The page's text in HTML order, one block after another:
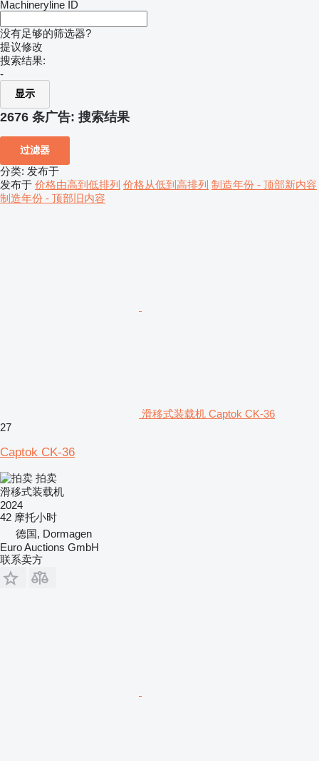
Machineryline ID
没有足够的筛选器?
提议修改
搜索结果:
-
显示
2676 条广告: 搜索结果
过滤器
分类: 发布于
发布于 价格由高到低排列 价格从低到高排列 制造年份 - 顶部新内容
制造年份 - 顶部旧内容
滑移式装载机 Captok CK-36
27
Captok CK-36
拍卖
滑移式装载机
2024
42 摩托小时
德国, Dormagen
Euro Auctions GmbH
联系卖方